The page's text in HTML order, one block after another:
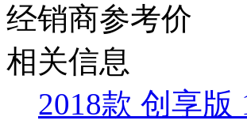
经销商参考价
相关信息
2018款 创享